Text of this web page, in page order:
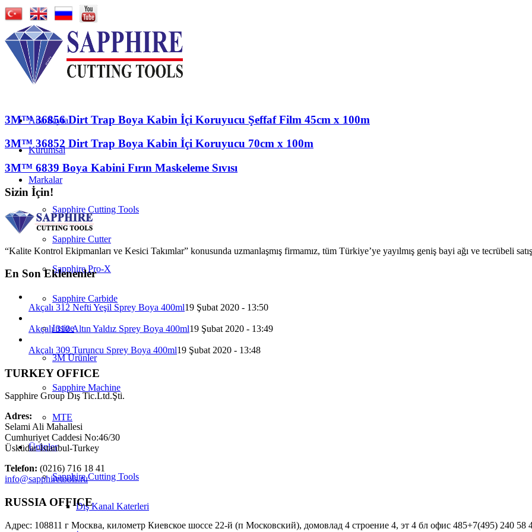
Ana Sayfa
Kurumsal
Markalar
Sapphire Cutting Tools
Sapphire Cutter
Sapphire Pro-X
Sapphire Carbide
Insize
3M Ürünler
Sapphire Machine
MTE
Ürünler
Sapphire Cutting Tools
Dış Kanal Katerleri
3M™ 36856 Dirt Trap Boya Kabin İçi Koruyucu Şeffaf Film 45cm x 100m
3M™ 36852 Dirt Trap Boya Kabin İçi Koruyucu 70cm x 100m
3M™ 6839 Boya Kabini Fırın Maskeleme Sıvısı
Sizin İçin!
“Kalite Kontrol Ekipmanları ve Kesici Takımlar” konusunda uzmanlaşmış firmamız, tüm Türkiye’ye yayılmış geniş bayi ağı ve tecrübeli
En Son Eklenenler
Akçalı 312 Nefti Yeşil Sprey Boya 400ml19 Şubat 2020 - 13:50
Akçalı 310 Altın Yaldız Sprey Boya 400ml19 Şubat 2020 - 13:49
Akçalı 309 Turuncu Sprey Boya 400ml19 Şubat 2020 - 13:48
TURKEY OFFICE
Sapphire Group Dış Tic.Ltd.Şti.
Adres:
Selami Ali Mahallesi
Cumhuriyet Caddesi No:46/30
Üsküdar-İstanbul-Turkey
Telefon: (0216) 716 18 41
info@sapphiretools.ru
RUSSIA OFFICE
Адрес: 108811 г Москва, километр Киевское шоссе 22-й (п Московский), домовлад 4 строение 4, эт 4 бл офис 485+7(495) 240 58